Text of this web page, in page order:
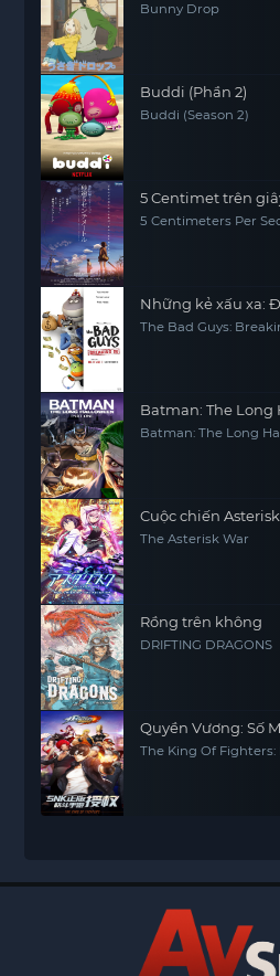
Bunny Drop
Buddi (Phần 2)
Buddi (Season 2)
5 Centimet trên
5 Centimeters Per
Những kẻ xấu xa:
The Bad Guys:
Batman: The Long
Batman: The Long
Cuộc chiến Asterisk
The Asterisk War
Rồng trên không
DRIFTING DRAGONS
Quyền Vương: Số
The King Of Fighters: